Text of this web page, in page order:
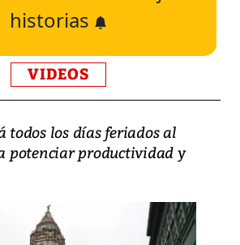
historias
VIDEOS
todos los días feriados al
potenciar productividad y